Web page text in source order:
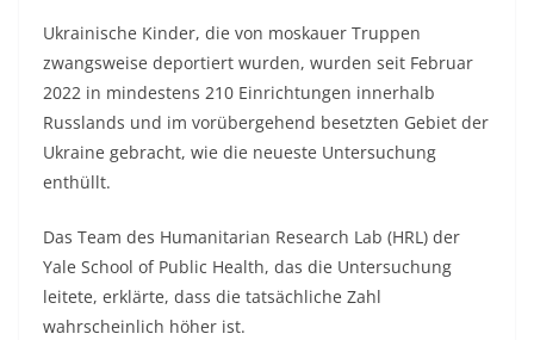
Ukrainische Kinder, die von moskauer Truppen
zwangsweise deportiert wurden, wurden seit Februar
2022 in mindestens 210 Einrichtungen innerhalb
Russlands und im vorübergehend besetzten Gebiet der
Ukraine gebracht, wie die neueste Untersuchung
enthüllt.
Das Team des Humanitarian Research Lab (HRL) der
Yale School of Public Health, das die Untersuchung
leitete, erklärte, dass die tatsächliche Zahl
wahrscheinlich höher ist.